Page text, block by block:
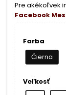
Pre akékoľvek
Facebook
Farba
Čierna
Veľkosť